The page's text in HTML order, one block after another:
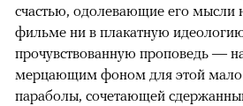
счастью, одолевающие его мысли
фильме ни в плакатную
прочувствованную проповедь —
мерцающим фоном для этой мало
параболы, сочетающей